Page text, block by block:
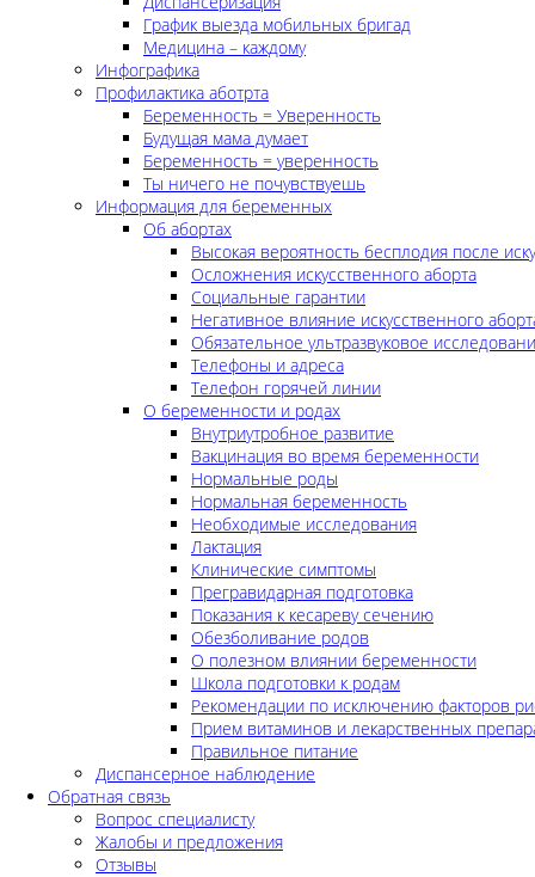
График выезда мобильных бригад
Медицина – каждому
Инфографика
Профилактика аботрта
Беременность = Уверенность
Будущая мама думает
Беременность = уверенность
Ты ничего не почувствуешь
Информация для беременных
Об абортах
Высокая вероятность бесплодия после
Осложнения искусственного аборта
Социальные гарантии
Негативное влияние искусственного
Обязательное ультразвуковое
Телефоны и адреса
Телефон горячей линии
О беременности и родах
Внутриутробное развитие
Вакцинация во время беременности
Нормальные роды
Нормальная беременность
Необходимые исследования
Лактация
Клинические симптомы
Прегравидарная подготовка
Показания к кесареву сечению
Обезболивание родов
О полезном влиянии беременности
Школа подготовки к родам
Рекомендации по исключению факторов
Прием витаминов и лекарственных
Правильное питание
Диспансерное наблюдение
Обратная связь
Вопрос специалисту
Жалобы и предложения
Отзывы